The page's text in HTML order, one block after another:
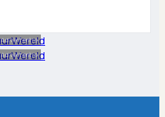
Advertentie
Advertentie